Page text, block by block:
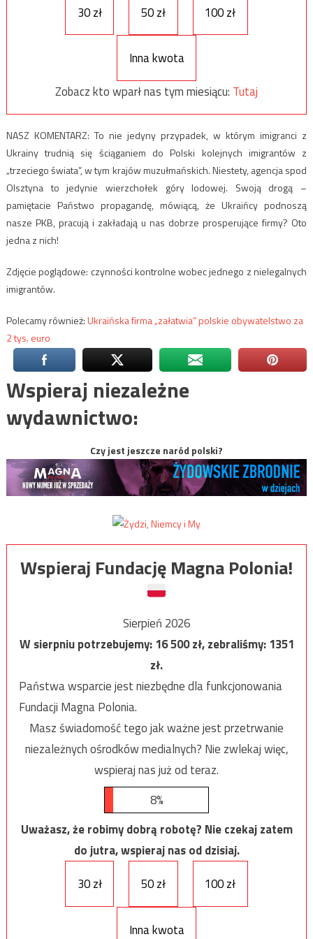
30 zł 50 zł 100 zł
Inna kwota
Zobacz kto wparł nas tym miesiącu: Tutaj
NASZ KOMENTARZ: To nie jedyny przypadek, w którym imigranci z
Ukrainy trudnią się ściąganiem do Polski kolejnych imigrantów z
„trzeciego świata”, w tym krajów muzułmańskich. Niestety, agencja spod
Olsztyna to jedynie wierzchołek góry lodowej. Swoją drogą –
pamiętacie Państwo propagandę, mówiącą, że Ukraińcy podnoszą
nasze PKB, pracują i zakładają u nas dobrze prosperujące firmy? Oto
jedna z nich!
Zdjęcie poglądowe: czynności kontrolne wobec jednego z nielegalnych
imigrantów.
Polecamy również:Ukraińska firma „załatwia” polskie obywatelstwo za
2 tys. euro
Wspieraj niezależne
wydawnictwo:
Czy jest jeszcze naród polski?
Wspieraj Fundację Magna Polonia!
Sierpień 2026
W sierpniu potrzebujemy:16 500zł, zebraliśmy:1351
zł.
Państwa wsparcie jest niezbędne dla funkcjonowania
Fundacji Magna Polonia.
Masz świadomość tego jak ważne jest przetrwanie
niezależnych ośrodków medialnych? Nie zwlekaj więc,
wspieraj nas już od teraz.
8%
Uważasz, że robimy dobrą robotę? Nie czekaj zatem
do jutra, wspieraj nas od dzisiaj.
30 zł
50 zł 100 zł
Inna kwota